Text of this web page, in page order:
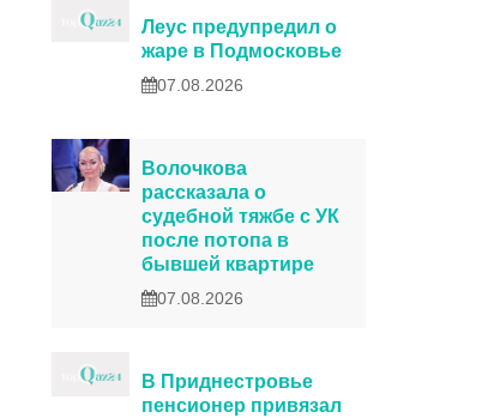
Леус предупредил о
жаре в Подмосковье
07.08.2026
Волочкова
рассказала о
судебной тяжбе с УК
после потопа в
бывшей квартире
07.08.2026
В Приднестровье
пенсионер привязал